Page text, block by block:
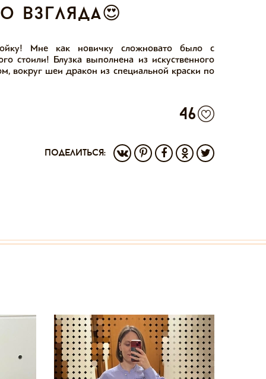
взгляда😍
Мне как новичку сложновато было с
стоили! Блузка выполнена из искуственного
вокруг шеи дракон из специальной краски по
46
поделиться: